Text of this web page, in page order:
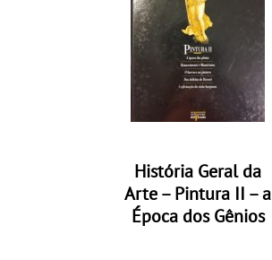
História Geral da
Arte – Pintura II – a
Época dos Gênios